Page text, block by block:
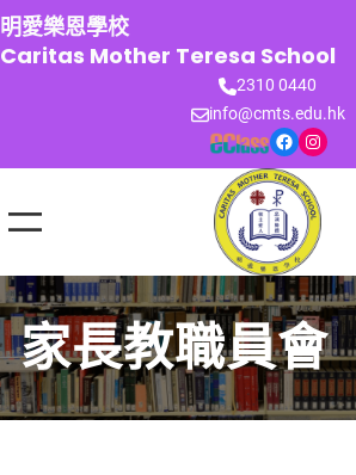
跳
至
主
明愛樂恩學校
Caritas Mother Teresa School
2310 0440
info@cmts.edu.hk
Facebook Instagram
家長教職員會